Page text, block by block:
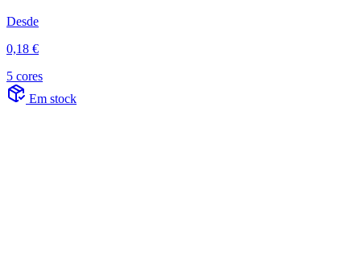
Desde
0,18 €
5 cores
Em stock